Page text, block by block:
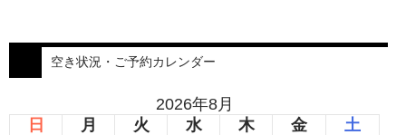
空き状況・ご予約カレンダー
2026年8月
日
月 火 水 木 金 土